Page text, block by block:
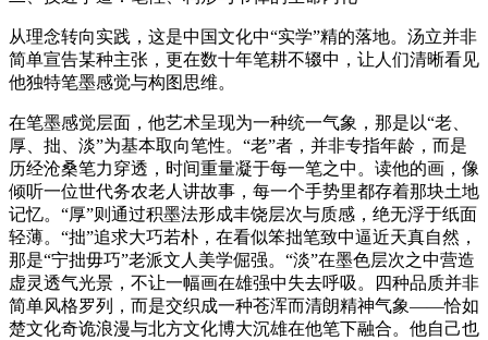
从理念转向实践，这是中国文化中“实学”精的落地。汤立并非
简单宣告某种主张，更在数十年笔耕不辍中，让人们清晰看见
他独特笔墨感觉与构图思维。
在笔墨感觉层面，他艺术呈现为一种统一气象，那是以“老、
厚、拙、淡”为基本取向笔性。“老”者，并非专指年龄，而是
历经沧桑笔力穿透，时间重量凝于每一笔之中。读他的画，像
倾听一位世代务农老人讲故事，每一个手势里都存着那块土地
记忆。“厚”则通过积墨法形成丰饶层次与质感，绝无浮于纸面
轻薄。“拙”追求大巧若朴，在看似笨拙笔致中逼近天真自然，
那是“宁拙毋巧”老派文人美学倔强。“淡”在墨色层次之中营造
虚灵透气光景，不让一幅画在雄强中失去呼吸。四种品质并非
简单风格罗列，而是交织成一种苍浑而清朗精神气象——恰如
楚文化奇诡浪漫与北方文化博大沉雄在他笔下融合。他自己也